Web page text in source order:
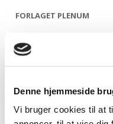
Denne hjemmeside
Vi bruger cookies til at
FORLAGET PLENUM
FORLAGET PRESSTO
FORLAGET PØHLER
FORLAGET SIDSTE
FORLAGET SNEPRYD